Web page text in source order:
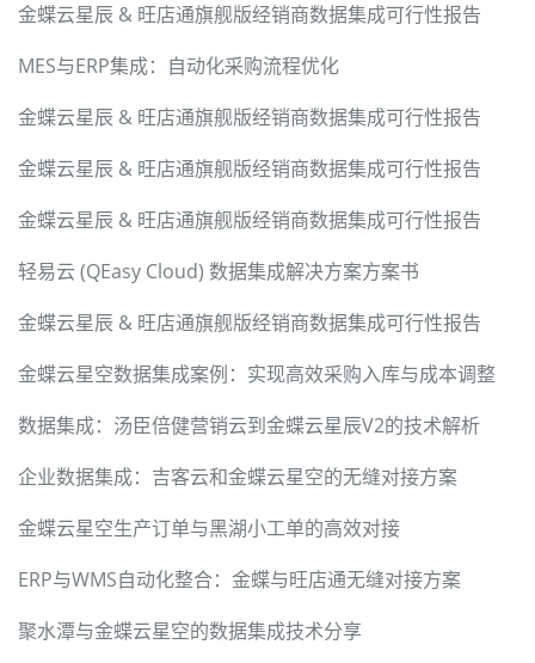
金蝶云星辰 & 旺店通旗舰版经销商数据集成可行性报告
MES与ERP集成：自动化采购流程优化
金蝶云星辰 & 旺店通旗舰版经销商数据集成可行性报告
金蝶云星辰 & 旺店通旗舰版经销商数据集成可行性报告
金蝶云星辰 & 旺店通旗舰版经销商数据集成可行性报告
轻易云 (QEasy Cloud) 数据集成解决方案方案书
金蝶云星辰 & 旺店通旗舰版经销商数据集成可行性报告
金蝶云星空数据集成案例：实现高效采购入库与成本调整
数据集成：汤臣倍健营销云到金蝶云星辰V2的技术解析
企业数据集成：吉客云和金蝶云星空的无缝对接方案
金蝶云星空生产订单与黑湖小工单的高效对接
ERP与WMS自动化整合：金蝶与旺店通无缝对接方案
聚水潭与金蝶云星空的数据集成技术分享